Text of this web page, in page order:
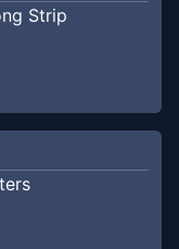
Strip